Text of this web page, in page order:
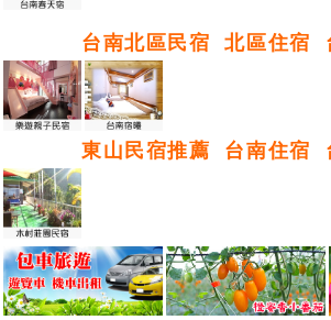
台南北區民宿 北區住宿
東山民宿推薦 台南住宿